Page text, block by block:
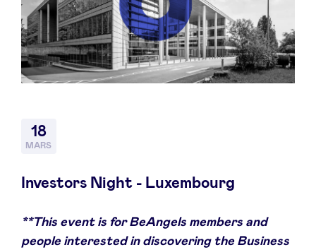
Portfolio
Agenda
18
MARS
Investors Night - Luxembourg
**This event is for BeAngels members and
people interested in discovering the Business